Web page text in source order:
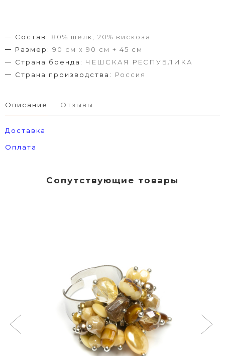
Состав: 80% шелк, 20% вискоза
Размер: 90 см х 90 см + 45 см
Страна бренда: ЧЕШСКАЯ РЕСПУБЛИКА
Страна производства:
Россия
Описание Отзывы
Доставка
Оплата
Сопутствующие товары